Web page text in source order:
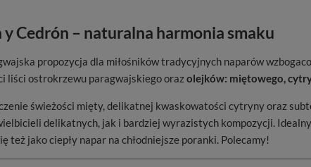
Cedrón – naturalna harmonia smaku
propozycja dla miłośników tradycyjnych naparów
liści ostrokrzewu paragwajskiego orazolejków: miętowego,
świeżości mięty, delikatnej kwaskowatości cytryny oraz
delikatnych, jak i bardziej wyrazistych kompozycji.
jako ciepły napar na chłodniejsze poranki. Polecamy!